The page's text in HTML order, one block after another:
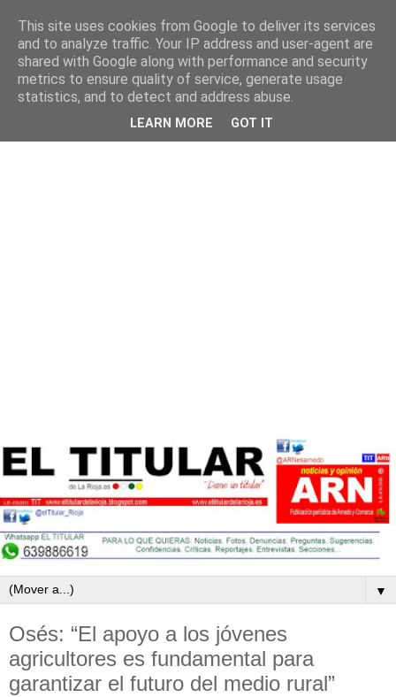
▼
Osés: “El apoyo a los jóvenes
agricultores es fundamental para
garantizar el futuro del medio rural”
This site uses cookies from Google to deliver its services
and to analyze traffic. Your IP address and user-agent are
shared with Google along with performance and security
metrics to ensure quality of service, generate usage
statistics, and to detect and address abuse.
LEARN MORE GOT IT